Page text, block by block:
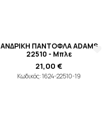
ΑΝΔΡΙΚΗ ΠΑΝΤΟΦΛΑ ADAMS
22510 - Μπλε
21,00 €
Κωδικός: 1624-22510-19